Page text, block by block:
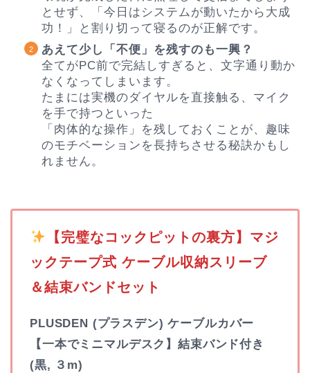
とせず、「今日はシステムが動いたから大成
功！」と割り切って寝るのが正解です。
あえて少し「不便」を残すのも一興？
全てがPC前で完結しすぎると、文字通り動か
なくなってしまいます。
たまには実機のダイヤルを直接触る、マイク
を手で持つといった
「肉体的な操作」を残しておくことが、趣味
のモチベーションを長持ちさせる秘訣かもし
れません。
【完璧なコックピットの裏方】マジ
ックテープ式 ケーブル収納スリーブ
＆結束バンドセット
PLUSDEN (プラスデン) ケーブルカバー
【一本でミニマルデスク】結束バンド付き
(黒, ３m)